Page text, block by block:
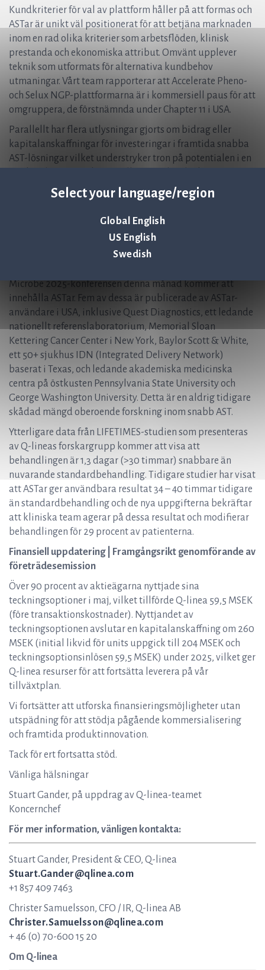
Select your language/region
Global English
US English
Swedish
Kundkriterier för val av plattform håller på att formas och
ASTar är unikt väl positionerat för att betjäna marknaden
inom en rad olika kriterier som arbetsflöden, klinisk
prestanda och ekonomiska attribut. Omvänt upplever
teknik som utformats för alternativa kundbehov
utmaningar. Vårt team rapporterar att Accelerate Pheno-
och Selux NGP-plattformarna är i kommersiell paus för att
omgruppera, de förstnämnda under Chapter 11 i USA.
Parallellt har flera utlysningar gjorts om bidrag eller
kapitalanskaffningar för investeringar i framtida snabba
AST-lösningar vilket understryker tron på potentialen i en
förväntar oss att marknaden kommer att fortsätta att
fokusera på de plattformar och tekniker som bäst
uppfyller de komplexa behoven i det moderna
Klinisk evidens | ASTar-användare talar för sig själva
Microbe 2025-konferensen denna månad kommer att
innehålla ASTar. Fem av dessa är publicerade av ASTar-
användare i USA, inklusive Quest Diagnostics, ett ledande
nationellt referenslaboratorium, Memorial Sloan
Kettering Cancer Center i New York, Baylor Scott & White,
ett 50+ sjukhus IDN (Integrated Delivery Network)
baserat i Texas, och ledande akademiska medicinska
centra på östkusten Pennsylvania State University och
George Washington University. Detta är en aldrig tidigare
skådad mängd oberoende forskning inom snabb AST.
Ytterligare data från LIFETIMES-studien som presenteras
av Q-lineas forskargrupp kommer att visa att
behandlingen är 1,3 dagar (>30 timmar) snabbare än
nuvarande standardbehandling. Tidigare studier har visat
att ASTar ger användbara resultat 34 – 40 timmar tidigare
än standardbehandling och de nya uppgifterna bekräftar
att kliniska team agerar på dessa resultat och modifierar
behandlingen för 29 procent av patienterna.
Finansiell uppdatering | Framgångsrikt genomförande av
företrädesemission
Över 90 procent av aktieägarna nyttjade sina
teckningsoptioner i maj, vilket tillförde Q-linea 59,5 MSEK
(före transaktionskostnader). Nyttjandet av
teckningsoptionen avslutar en kapitalanskaffning om 260
MSEK (initial likvid för units uppgick till 204 MSEK och
teckningsoptionsinlösen 59,5 MSEK) under 2025, vilket ger
Q-linea resurser för att fortsätta leverera på vår
tillväxtplan.
Vi fortsätter att utforska finansieringsmöjligheter utan
utspädning för att stödja pågående kommersialisering
och framtida produktinnovation.
Tack för ert fortsatta stöd.
Vänliga hälsningar
Stuart Gander, på uppdrag av Q-linea-teamet
Koncernchef
För mer information, vänligen kontakta:
Stuart Gander, President & CEO, Q-linea
Stuart.Gander@qlinea.com
+1 857 409 7463
Christer Samuelsson, CFO / IR, Q-linea AB
Christer.Samuelsson@qlinea.com
+ 46 (0) 70-600 15 20
Om Q-linea